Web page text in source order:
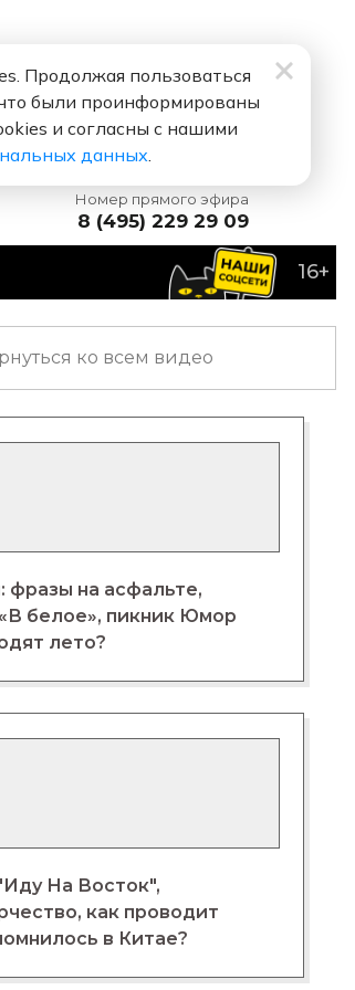
Номер прямого эфира
8 (495) 229 29 09
16+
ко всем видео
фразы на асфальте,
белое», пикник Юмор
лето?
На Восток",
как проводит
в Китае?
Продолжая пользоваться
были проинформированы
и согласны с нашими
данных.